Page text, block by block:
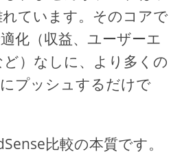
ています。そのコアで
化（収益、ユーザーエ
）なしに、より多くの
プッシュするだけで
比較の本質です。